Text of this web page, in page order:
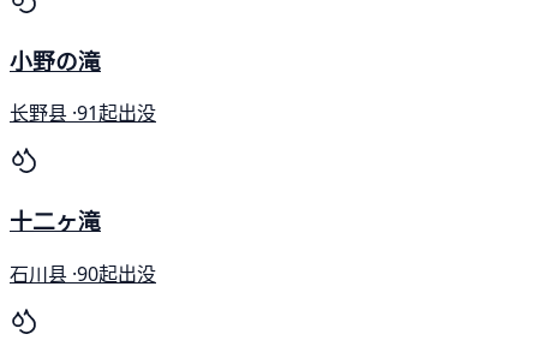
小野の滝
长野县 ·91起出没
十二ヶ滝
石川县 ·90起出没